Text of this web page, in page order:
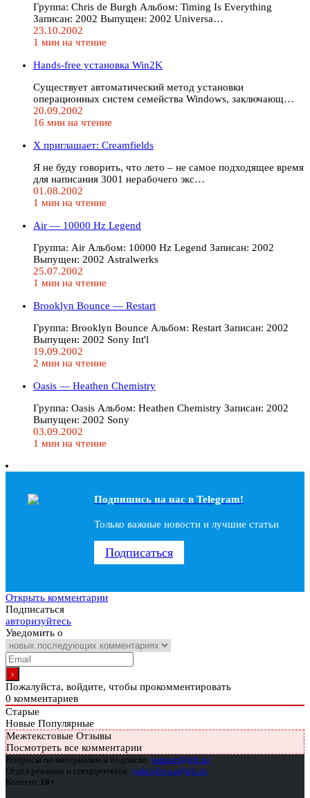
Группа: Сhris de Burgh Альбом: Timing Is Everything
Записан: 2002 Выпущен: 2002 Universa…
23.10.2002
1 мин на чтение
Hands-free установка Win2K
Существует автоматический метод установки
операционных систем семейства Windows, заключающ…
20.09.2002
16 мин на чтение
X приглашает: Creamfields
Я не буду говорить, что лето – не самое подходящее время
для написания 3001 нерабочего экс…
01.08.2002
1 мин на чтение
Air — 10000 Hz Legend
Группа: Air Альбом: 10000 Hz Legend Записан: 2002
Выпущен: 2002 Astralwerks
25.07.2002
1 мин на чтение
Brooklyn Bounce — Restart
Группа: Brooklyn Bounce Альбом: Restart Записан: 2002
Выпущен: 2002 Sony Int'l
19.09.2002
2 мин на чтение
Oasis — Heathen Chemistry
Группа: Oasis Альбом: Heathen Chemistry Записан: 2002
Выпущен: 2002 Sony
03.09.2002
1 мин на чтение
Подпишись на наc в Telegram!
Только важные новости и лучшие статьи
Подписаться
Открыть комментарии
Подписаться
авторизуйтесь
Уведомить о
Пожалуйста, войдите, чтобы прокомментировать
0 комментариев
Старые
Новые Популярные
Межтекстовые Отзывы
Посмотреть все комментарии
Вопросы по материалам и подписке: support@glc.ru
Отдел рекламы и спецпроектов: yakovleva.a@glc.ru
Контент 18+